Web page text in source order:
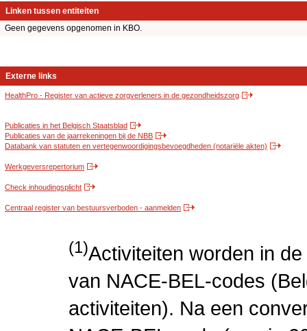
Linken tussen entiteiten
Geen gegevens opgenomen in KBO.
Externe links
HealthPro - Register van actieve zorgverleners in de gezondheidszorg
Publicaties in het Belgisch Staatsblad
Publicaties van de jaarrekeningen bij de NBB
Databank van statuten en vertegenwoordigingsbevoegdheden (notariële akten)
Werkgeversrepertorium
Check inhoudingsplicht
Centraal register van bestuursverboden - aanmelden
(1)Activiteiten worden in
van NACE-BEL-codes
activiteiten). Na een